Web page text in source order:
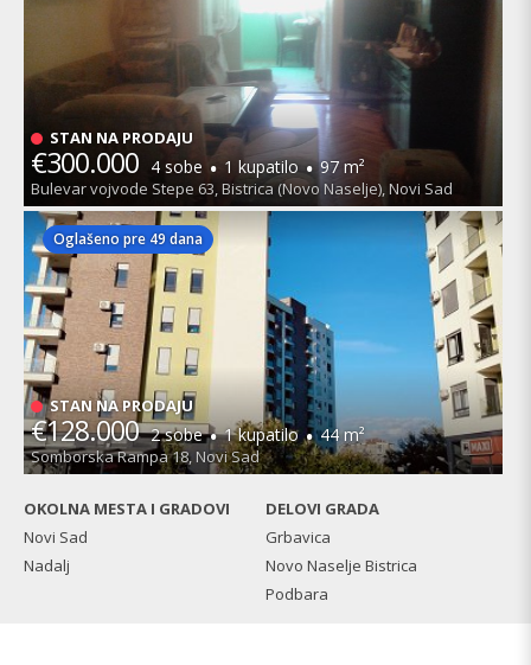
STAN NA PRODAJU
€300.000 4 sobe · 1 kupatilo · 97 m²
Bulevar vojvode Stepe 63, Bistrica (Novo Naselje), Novi Sad
Oglašeno pre 49 dana
STAN NA PRODAJU
€128.000 2 sobe · 1 kupatilo · 44 m²
Somborska Rampa 18, Novi Sad
OKOLNA MESTA I GRADOVI
Novi Sad
Nadalj
DELOVI GRADA
Grbavica
Novo Naselje Bistrica
Podbara